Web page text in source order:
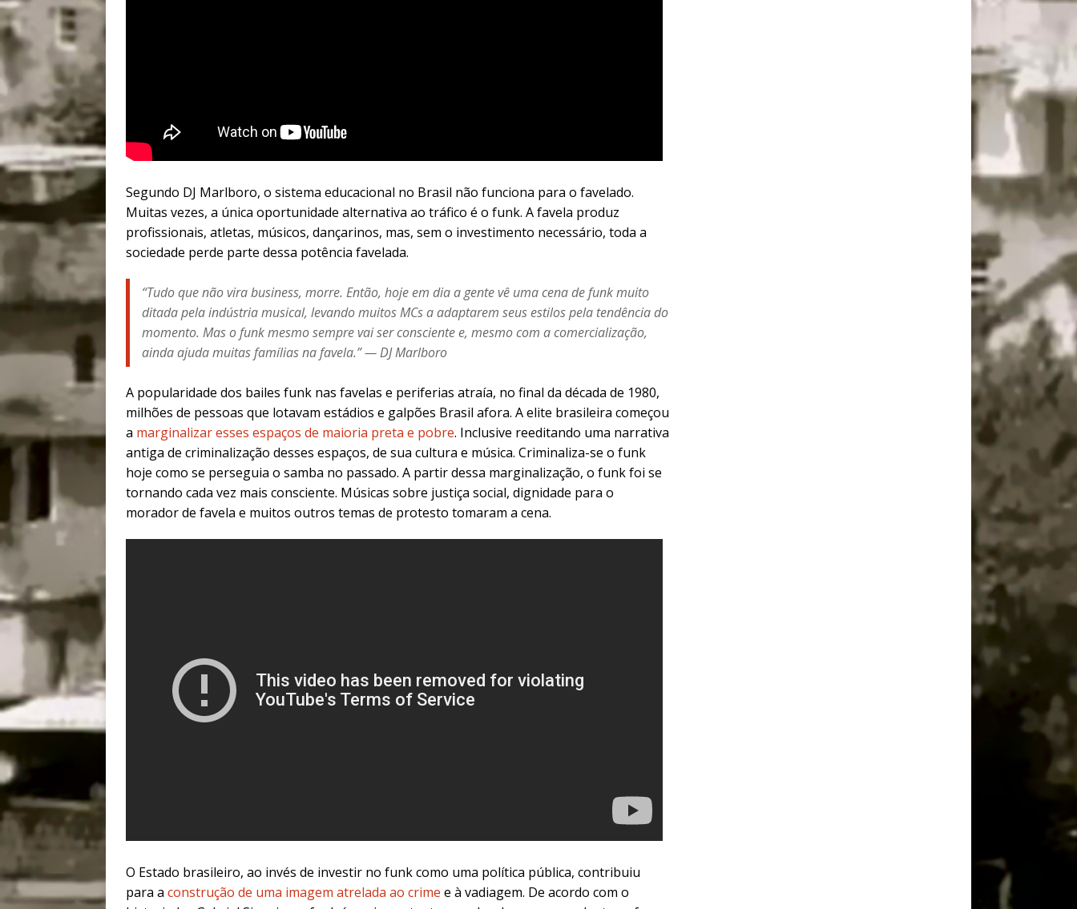
Segundo DJ Marlboro, o sistema educacional no Brasil não funciona para o favelado.
Muitas vezes, a única oportunidade alternativa ao tráfico é o funk. A favela produz
profissionais, atletas, músicos, dançarinos, mas, sem o investimento necessário, toda a
sociedade perde parte dessa potência favelada.
“Tudo que não vira business, morre. Então, hoje em dia a gente vê uma cena de funk muito
ditada pela indústria musical, levando muitos MCs a adaptarem seus estilos pela tendência do
momento. Mas o funk mesmo sempre vai ser consciente e, mesmo com a comercialização,
ainda ajuda muitas famílias na favela.” —DJ Marlboro
A popularidade dos bailes funk nas favelas e periferias atraía, no final da década de 1980,
milhões de pessoas que lotavam estádios e galpões Brasil afora. A elite brasileira começou
a marginalizar esses espaços de maioria preta e pobre. Inclusive reeditando uma narrativa
antiga de criminalização desses espaços, de sua cultura e música. Criminaliza-se o funk
hoje como se perseguia o samba no passado. A partir dessa marginalização, o funk foi se
tornando cada vez mais consciente. Músicas sobre justiça social, dignidade para o
morador de favela e muitos outros temas de protesto tomaram a cena.
O Estado brasileiro, ao invés de investir no funk como uma política pública, contribuiu
para a construção de uma imagem atrelada ao crime e à vadiagem. De acordo com o